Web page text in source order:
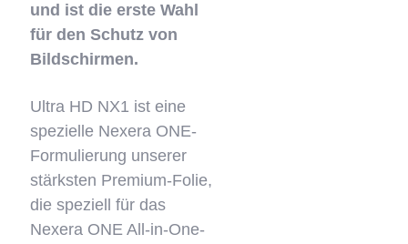
und ist die erste Wahl
für den Schutz von
Bildschirmen.
Ultra HD NX1 ist eine
spezielle Nexera ONE-
Formulierung unserer
stärksten Premium-Folie,
die speziell für das
Nexera ONE All-in-One-